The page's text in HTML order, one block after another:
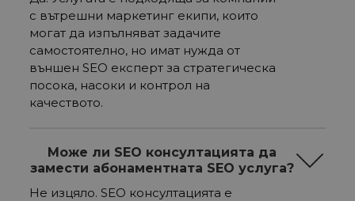
с вътрешни маркетинг екипи, които
могат да изпълняват задачите
самостоятелно, но имат нужда от
външен SEO експерт за стратегическа
посока, насоки и контрол на
качеството.
Може ли SEO консултацията да
замести абонаментната SEO услуга?
Не изцяло. SEO консултацията е